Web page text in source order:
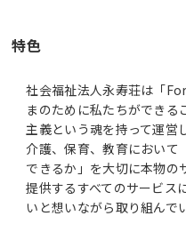
特色
社会福祉法人永寿荘は「
まのために私たちができる
主義という魂を持って運営
介護、保育、教育において
できるか」を大切に本物の
提供するすべてのサービス
いと想いながら取り組んで